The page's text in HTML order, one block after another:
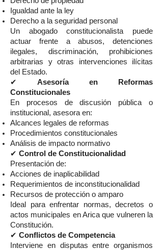
Igualdad ante la ley
Derecho a la seguridad personal
Un abogado constitucionalista puede
actuar frente a abusos, detenciones
ilegales, discriminación, prohibiciones
arbitrarias y otras intervenciones ilícitas
del Estado.
✔ Asesoría en Reformas
Constitucionales
En procesos de discusión pública o
institucional, asesora en:
Alcances legales de reformas
Procedimientos constitucionales
Análisis de impacto normativo
✔ Control de Constitucionalidad
Presentación de:
Acciones de inaplicabilidad
Requerimientos de inconstitucionalidad
Recursos de protección o amparo
Ideal para enfrentar normas, decretos o
actos municipales en Arica que vulneren la
Constitución.
✔ Conflictos de Competencia
Interviene en disputas entre organismos